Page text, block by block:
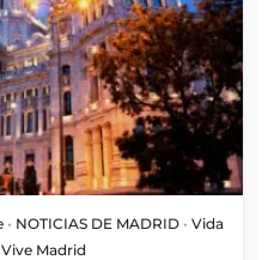
• NOTICIAS DE MADRID • Vida
Vive Madrid